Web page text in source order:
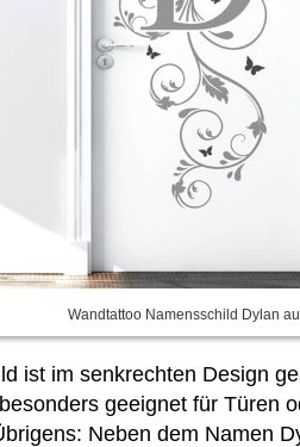
Wandtattoo Namensschild Dylan
ist im senkrechten Design
geeignet für Türen
Neben dem Namen